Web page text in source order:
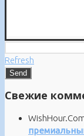
Refresh
Свежие